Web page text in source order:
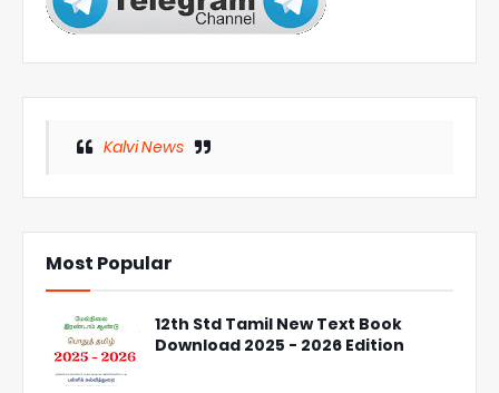
Kalvi News
Most Popular
12th Std Tamil New Text Book
Download 2025 - 2026 Edition